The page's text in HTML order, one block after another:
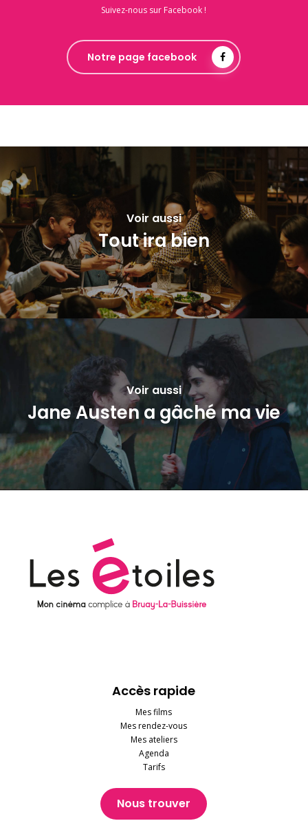
Suivez-nous sur Facebook !
Notre page facebook
Voir aussi
Tout ira bien
Voir aussi
Jane Austen a gâché ma vie
Accès rapide
Mes films
Mes rendez-vous
Mes ateliers
Agenda
Tarifs
Nous trouver